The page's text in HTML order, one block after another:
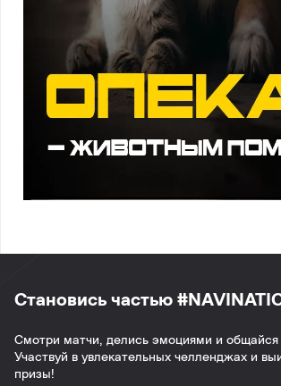
Становись частью
Смотри матчи, делись эмоциями и общайся
Участвуй в увлекательных челленджах и
призы!